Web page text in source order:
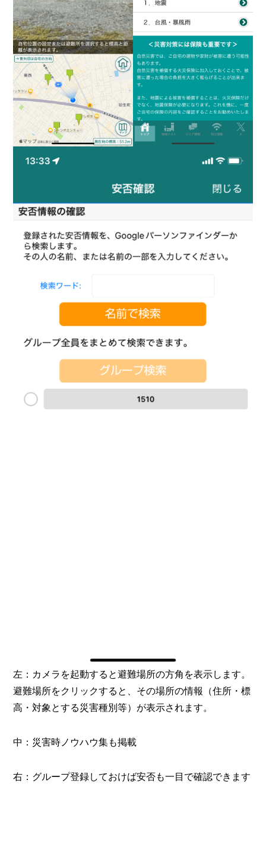
左：カメラを起動すると避難場所の方角を表示します。
避難場所をクリックすると、その場所の情報（住所・標
高・対象とする災害種別等）が表示されます。
中：災害時ノウハウ集も掲載
右：グループ登録しておけば安否も一目で確認できます